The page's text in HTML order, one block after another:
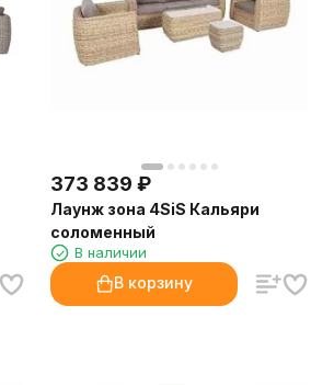
373 839 ₽
Лаунж зона 4SiS Кальяри
соломенный
В наличии
В корзину